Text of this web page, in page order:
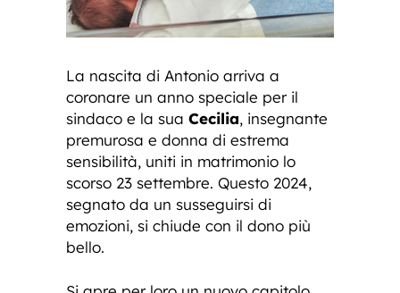
La nascita di Antonio arriva a
coronare un anno speciale per il
sindaco e la sua Cecilia, insegnante
premurosa e donna di estrema
sensibilità, uniti in matrimonio lo
scorso 23 settembre. Questo 2024,
segnato da un susseguirsi di
emozioni, si chiude con il dono più
bello.